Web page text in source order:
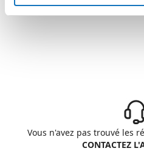
Vous n'avez pas trouvé les
CONTACTEZ